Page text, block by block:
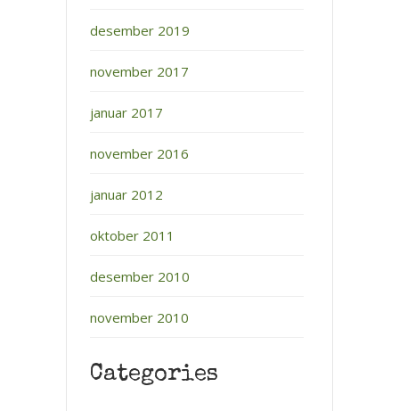
desember 2019
november 2017
januar 2017
november 2016
januar 2012
oktober 2011
desember 2010
november 2010
Categories